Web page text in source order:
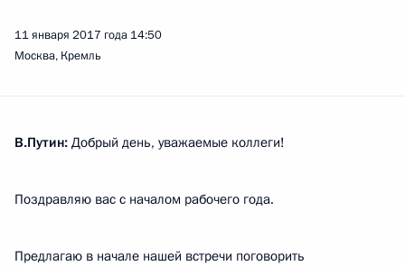
11 января 2017 года 14:50
Москва, Кремль
В.Путин: Добрый день, уважаемые коллеги!
Поздравляю вас с началом рабочего года.
Предлагаю в начале нашей встречи поговорить